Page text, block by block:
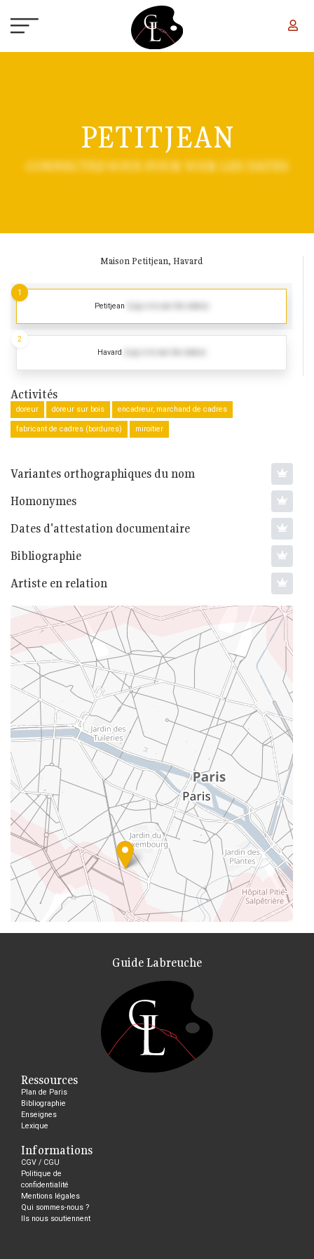
PETITJEAN
CONNECTEZ-VOUS POUR VOIR LES DATES
Maison Petitjean, Havard
Petitjean
1
Havard
2
Activités
doreur doreur sur bois encadreur, marchand de cadres
fabricant de cadres (bordures) miroitier
Variantes orthographiques du nom
Homonymes
Dates d'attestation documentaire
Bibliographie
Artiste en relation
Guide Labreuche
Ressources
Plan de Paris
Bibliographie
Enseignes
Lexique
Informations
CGV / CGU
Politique de
confidentialité
Mentions légales
Qui sommes-nous ?
Ils nous soutiennent